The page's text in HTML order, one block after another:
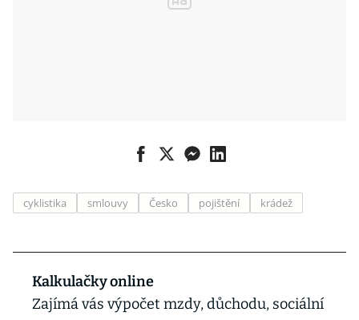
cyklistika smlouvy Česko pojištění krádež
Kalkulačky online
Zajímá vás výpočet mzdy, důchodu, sociální